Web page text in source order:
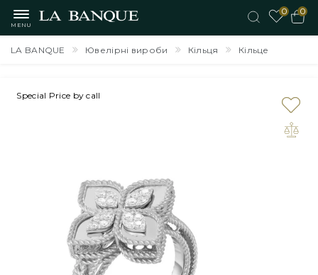
MENU
0
0
LA BANQUE Ювелірні вироби Кільця Кільце
Special Price by call